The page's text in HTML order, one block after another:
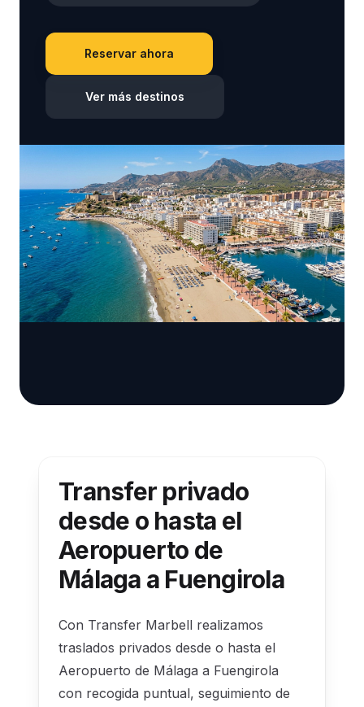
Reservar ahora
Ver más destinos
Transfer privado
desde o hasta el
Aeropuerto de
Málaga a Fuengirola
Con Transfer Marbell realizamos
traslados privados desde o hasta el
Aeropuerto de Málaga a Fuengirola
con recogida puntual, seguimiento de